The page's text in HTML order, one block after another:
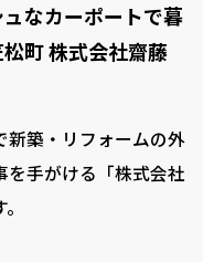
ュなカーポートで暮
町 株式会社齋藤
新築・リフォームの外
手がける「株式会社